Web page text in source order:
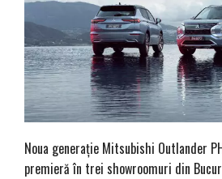
Noua generație Mitsubishi Outlander
premieră în trei showroomuri din